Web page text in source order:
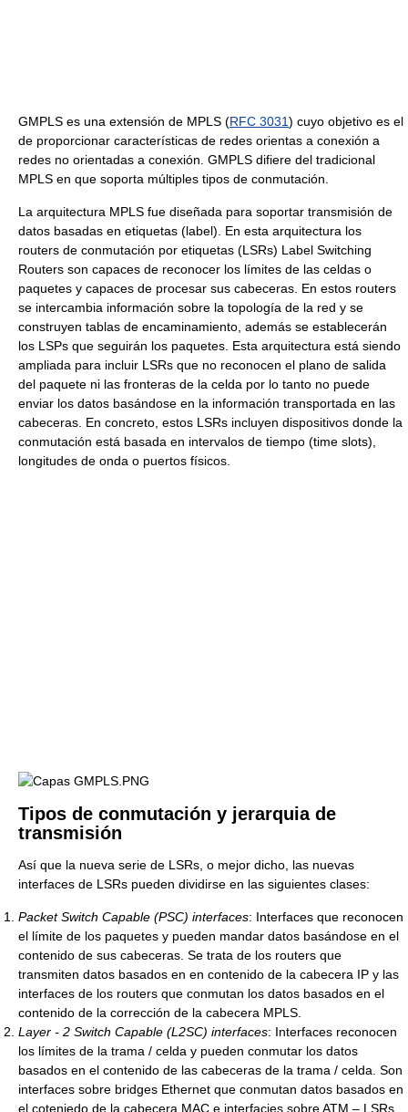
GMPLS es una extensión de MPLS (RFC 3031) cuyo objetivo es el
de proporcionar características de redes orientas a conexión a
redes no orientadas a conexión. GMPLS difiere del tradicional
MPLS en que soporta múltiples tipos de conmutación.
La arquitectura MPLS fue diseñada para soportar transmisión de
datos basadas en etiquetas (label). En esta arquitectura los
routers de conmutación por etiquetas (LSRs) Label Switching
Routers son capaces de reconocer los límites de las celdas o
paquetes y capaces de procesar sus cabeceras. En estos routers
se intercambia información sobre la topología de la red y se
construyen tablas de encaminamiento, además se establecerán
los LSPs que seguirán los paquetes. Esta arquitectura está siendo
ampliada para incluir LSRs que no reconocen el plano de salida
del paquete ni las fronteras de la celda por lo tanto no puede
enviar los datos basándose en la información transportada en las
cabeceras. En concreto, estos LSRs incluyen dispositivos donde la
conmutación está basada en intervalos de tiempo (time slots),
longitudes de onda o puertos físicos.
Tipos de conmutación y jerarquia de
transmisión
Así que la nueva serie de LSRs, o mejor dicho, las nuevas
interfaces de LSRs pueden dividirse en las siguientes clases:
Packet Switch Capable (PSC) interfaces: Interfaces que reconocen
el límite de los paquetes y pueden mandar datos basándose en el
contenido de sus cabeceras. Se trata de los routers que
transmiten datos basados en en contenido de la cabecera IP y las
interfaces de los routers que conmutan los datos basados en el
contenido de la corrección de la cabecera MPLS.
Layer - 2 Switch Capable (L2SC) interfaces: Interfaces reconocen
los límites de la trama / celda y pueden conmutar los datos
basados en el contenido de las cabeceras de la trama / celda. Son
interfaces sobre bridges Ethernet que conmutan datos basados en
el coteniedo de la cabecera MAC e interfacies sobre ATM – LSRs